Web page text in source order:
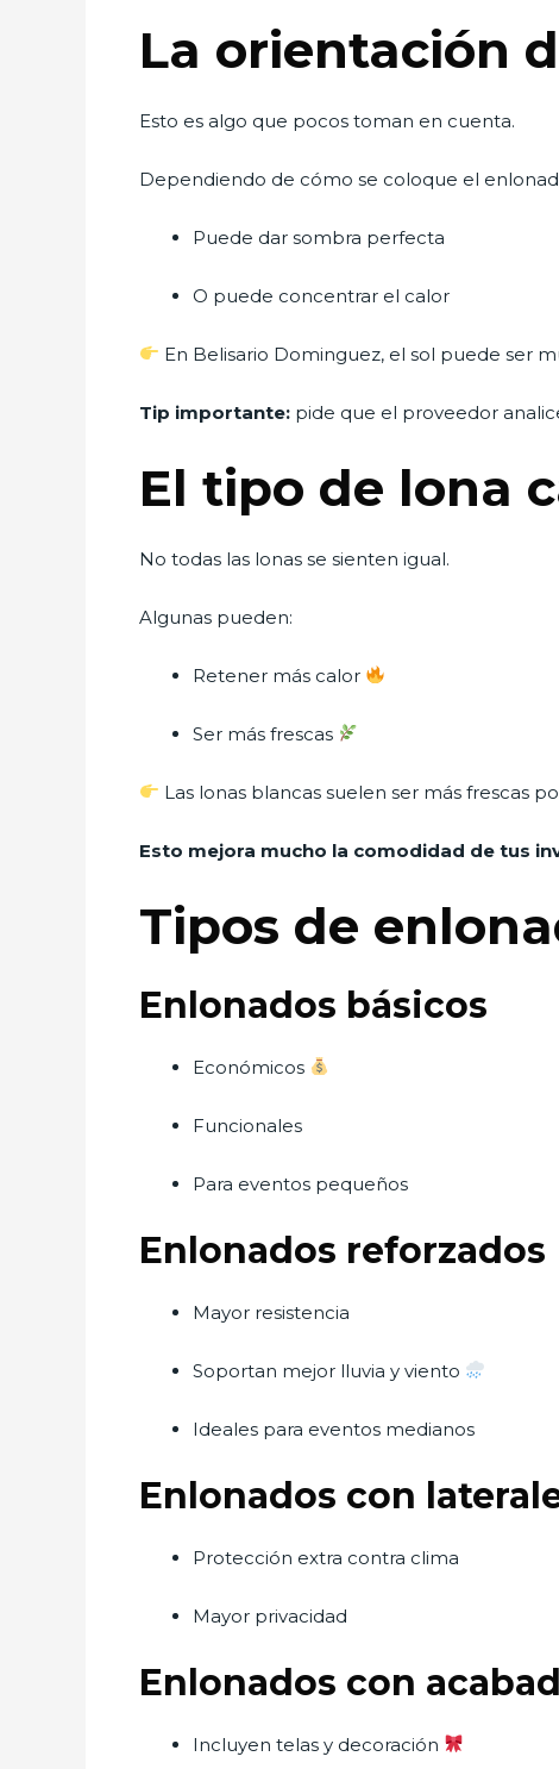
La orientación
Esto es algo que pocos toman en cuenta.
Dependiendo de cómo se coloque el
Puede dar sombra perfecta
O puede concentrar el calor
En Belisario Dominguez, el sol puede ser
Tip importante: pide que el proveedor
El tipo de lona
No todas las lonas se sienten igual.
Algunas pueden:
Retener más calor
Ser más frescas
Las lonas blancas suelen ser más frescas
Esto mejora mucho la comodidad de tus
Tipos de
Enlonados básicos
Económicos
Funcionales
Para eventos pequeños
Enlonados reforzados
Mayor resistencia
Soportan mejor lluvia y viento
Ideales para eventos medianos
Enlonados con
Protección extra contra clima
Mayor privacidad
Enlonados con
Incluyen telas y decoración